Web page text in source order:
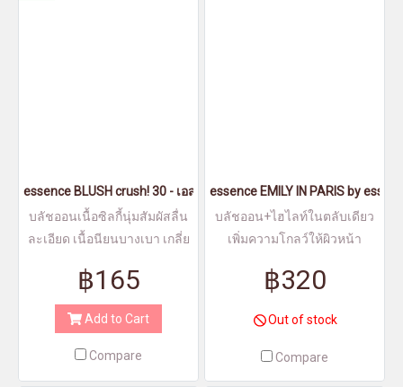
essence BLUSH crush! 30 - เอสเซนส์บลัชครัช30
บลัชออนเนื้อซิลกี้นุ่มสัมผัสลื่น
ละเอียด เนื้อนียนบางเบา เกลี่ย
฿165
Add to Cart
Compare
essence EMILY IN PARIS by
บลัชออน+ไฮไลท์ในตลับเดียว
เพิ่มความโกลว์ให้ผิวหน้า
หน้าสว่างสดใส
฿320
Out of stock
Compare